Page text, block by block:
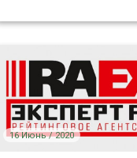
16 Июнь / 2020